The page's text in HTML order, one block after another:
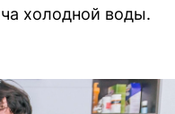
холодной воды.